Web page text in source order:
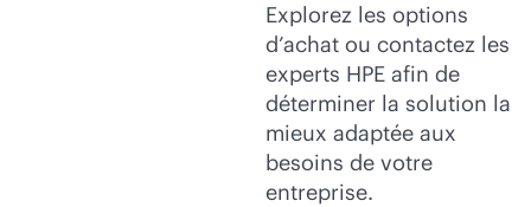
Explorez les options
d’achat ou contactez les
experts HPE afin de
déterminer la solution la
mieux adaptée aux
besoins de votre
entreprise.